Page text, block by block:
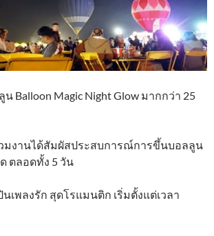
Balloon Magic Night Glow มากกว่า 25
มงานได้สัมผัสประสบการณ์การขึ้นบอลลูน
ตลอดทั้ง 5 วัน
นเพลงรัก สุดโรแมนติก เริ่มตั้งแต่เวลา